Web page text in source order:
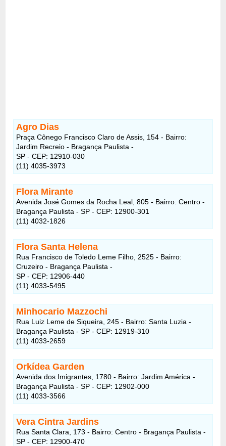
Agro Dias
Praça Cônego Francisco Claro de Assis, 154 - Bairro:
Jardim Recreio - Bragança Paulista -
SP - CEP: 12910-030
(11) 4035-3973
Flora Mirante
Avenida José Gomes da Rocha Leal, 805 - Bairro: Centro -
Bragança Paulista - SP - CEP: 12900-301
(11) 4032-1826
Flora Santa Helena
Rua Francisco de Toledo Leme Filho, 2525 - Bairro:
Cruzeiro - Bragança Paulista -
SP - CEP: 12906-440
(11) 4033-5495
Minhocario Mazzochi
Rua Luiz Leme de Siqueira, 245 - Bairro: Santa Luzia -
Bragança Paulista - SP - CEP: 12919-310
(11) 4033-2659
Orkídea Garden
Avenida dos Imigrantes, 1780 - Bairro: Jardim América -
Bragança Paulista - SP - CEP: 12902-000
(11) 4033-3566
Vera Cintra Jardins
Rua Santa Clara, 173 - Bairro: Centro - Bragança Paulista -
SP - CEP: 12900-470